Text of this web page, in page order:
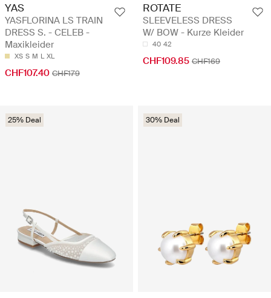
YAS
YASFLORINA LS TRAIN
DRESS S. - CELEB -
Maxikleider
XS S M L XL
CHF107.40 CHF179
ROTATE
SLEEVELESS DRESS
W/ BOW - Kurze Kleider
40 42
CHF109.85 CHF169
25% Deal 30% Deal